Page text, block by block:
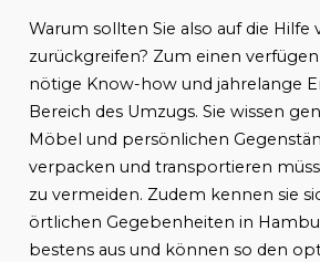
Warum sollten Sie also auf die Hilfe
zurückgreifen? Zum einen
nötige Know-how und jahrelange
Bereich des Umzugs. Sie wissen
Möbel und persönlichen
verpacken und transportieren
zu vermeiden. Zudem kennen sie
örtlichen Gegebenheiten in
bestens aus und können so den